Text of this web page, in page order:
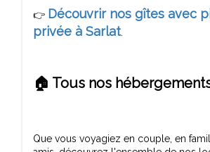
👉 Découvrir nos gîtes avec
privée à Sarlat
🏠 Tous nos
Que vous voyagiez en couple, en